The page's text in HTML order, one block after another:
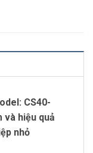
CS40-
và hiệu quả
nhỏ